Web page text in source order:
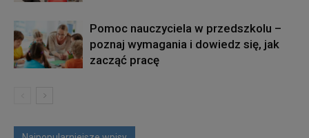
Pomoc nauczyciela w przedszkolu –
poznaj wymagania i dowiedz się, jak
zacząć pracę